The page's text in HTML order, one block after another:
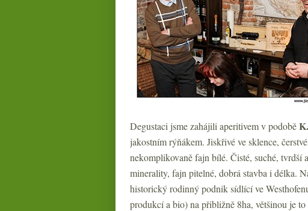
Degustaci jsme zahájili aperitivem v podobě
jakostním rýňákem. Jiskřivé ve sklence,
nekomplikovaně fajn bílé. Čisté, suché, tvrdší
minerality, fajn pitelné, dobrá stavba i délka.
historický rodinný podnik sídlící ve
produkcí a bio) na přibližně 8ha, většinou je